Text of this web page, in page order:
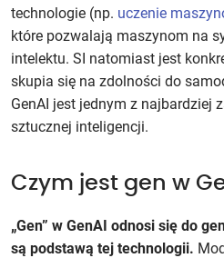
technologie (np. uczenie
które pozwalają maszynom na
intelektu. SI natomiast jest
skupia się na zdolności do
GenAI jest jednym z najbardziej
sztucznej inteligencji.
Czym jest gen w
„Gen” w GenAI odnosi się do
są podstawą tej technologii.